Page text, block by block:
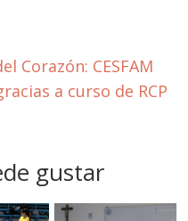
Corazón: CESFAM
a curso de RCP
gustar